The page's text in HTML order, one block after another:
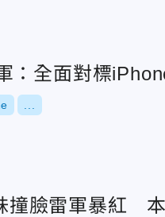
全面對標
撞臉雷軍暴紅